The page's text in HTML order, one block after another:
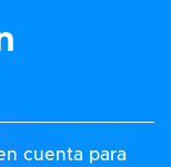
cuenta para